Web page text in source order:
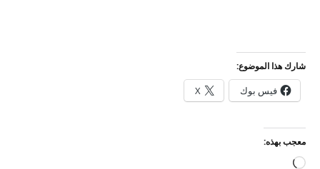
شارك هذا الموضوع:
فيس بوك X
معجب بهذه:
جاري